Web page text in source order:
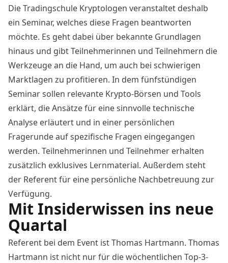
Die Tradingschule Kryptologen veranstaltet deshalb
ein Seminar, welches diese Fragen beantworten
möchte. Es geht dabei über bekannte Grundlagen
hinaus und gibt Teilnehmerinnen und Teilnehmern die
Werkzeuge an die Hand, um auch bei schwierigen
Marktlagen zu profitieren. In dem fünfstündigen
Seminar sollen relevante Krypto-Börsen und Tools
erklärt, die Ansätze für eine sinnvolle technische
Analyse erläutert und in einer persönlichen
Fragerunde auf spezifische Fragen eingegangen
werden. Teilnehmerinnen und Teilnehmer erhalten
zusätzlich exklusives Lernmaterial. Außerdem steht
der Referent für eine persönliche Nachbetreuung zur
Verfügung.
Mit Insiderwissen ins neue
Quartal
Referent bei dem Event ist Thomas Hartmann. Thomas
Hartmann ist nicht nur für die wöchentlichen Top-3-